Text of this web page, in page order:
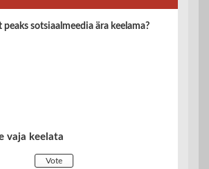
peaks sotsiaalmeedia ära keelama?
vaja keelata